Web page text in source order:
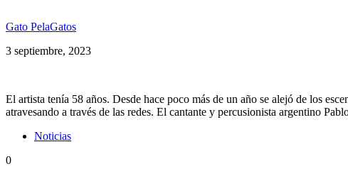
Gato PelaGatos
3 septiembre, 2023
El artista tenía 58 años. Desde hace poco más de un año se alejó de los
atravesando a través de las redes. El cantante y percusionista argentino
Noticias
0